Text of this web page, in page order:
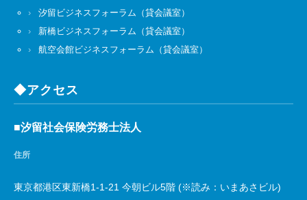
汐留ビジネスフォーラム（貸会議室）
新橋ビジネスフォーラム（貸会議室）
航空会館ビジネスフォーラム（貸会議室）
◆アクセス
■汐留社会保険労務士法人
住所
東京都港区東新橋1-1-21 今朝ビル5階 (※読み：いまあさビル)